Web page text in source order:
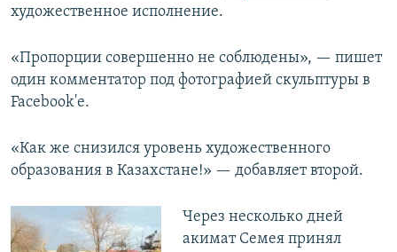
художественное исполнение.
«Пропорции совершенно не соблюдены», — пишет
один комментатор под фотографией скульптуры в
Facebook'е.
«Как же снизился уровень художественного
образования в Казахстане!» — добавляет второй.
Через несколько дней
акимат Семея принял